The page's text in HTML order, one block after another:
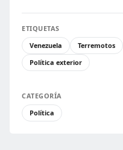
ETIQUETAS
Venezuela
Terremotos
Política exterior
CATEGORÍA
Política